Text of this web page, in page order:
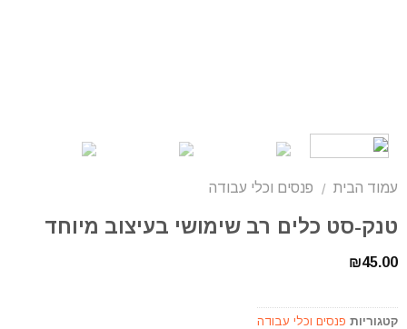
עמוד הבית / פנסים וכלי עבודה
טנק-סט כלים רב שימושי בעיצוב מיוחד
₪45.00
קטגוריות פנסים וכלי עבודה